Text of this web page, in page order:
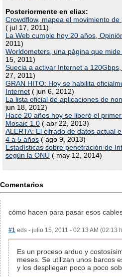
Posteriormente en eliax:
Crowdflow, mapea el movimiento
( jul 17, 2011)
La Web cumple hoy 20 años,
2011)
Worldometers, una página que
15, 2011)
Suecia a activar Internet a
27, 2011)
GRAN HITO: Hoy se habilita
Internet ( jun 6, 2012)
La lista oficial de aplicaciones de
jun 18, 2012)
Hace 20 años hoy se liberó el
Mosaic 1.0 ( abr 22, 2013)
ALERTA: El cifrado de datos actual
4 a 5 años ( ago 9, 2013)
Estadísticas sobre penetración de
según la ONU ( may 12, 2014)
Comentarios
cómo hacen para pasar esos
#1 eds - julio 15, 2011 - 02:13 AM (02:13
Es un proceso arduo y
meses. Se utilizan unos barcos
y los despliegan poco a poco